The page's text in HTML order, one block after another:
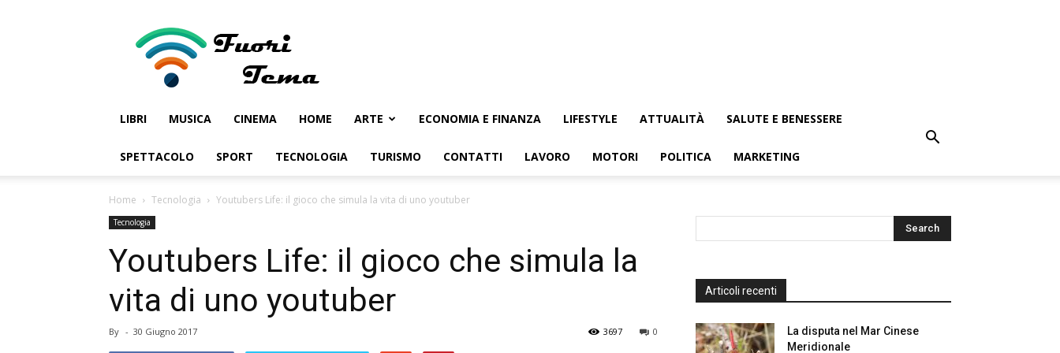
Fuoritema
LIBRI MUSICA CINEMA HOME ARTE ECONOMIA E FINANZA LIFESTYLE ATTUALITÀ SALUTE E BENESSERE
SPETTACOLO SPORT TECNOLOGIA TURISMO CONTATTI LAVORO MOTORI POLITICA MARKETING
Home Tecnologia Youtubers Life: il gioco che simula la vita di uno youtuber
Tecnologia
Youtubers Life: il gioco che simula la
vita di uno youtuber
By - 30 Giugno 2017 0
3697
Articoli recenti
La disputa nel Mar Cinese
Meridionale